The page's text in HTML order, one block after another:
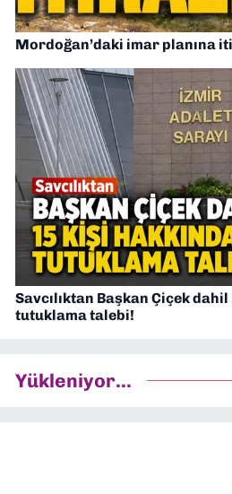
Mordoğan’daki imar planına
Savcılıktan Başkan Çiçek
tutuklama talebi!
Yükleniyor...